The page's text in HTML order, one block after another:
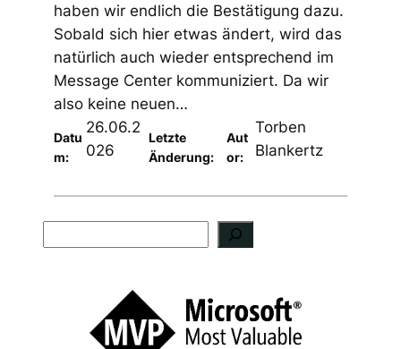
haben wir endlich die Bestätigung dazu.
Sobald sich hier etwas ändert, wird das
natürlich auch wieder entsprechend im
Message Center kommuniziert. Da wir
also keine neuen…
Datu
m:
26.06.2
026
Letzte
Änderung:
Aut
or:
Torben
Blankertz